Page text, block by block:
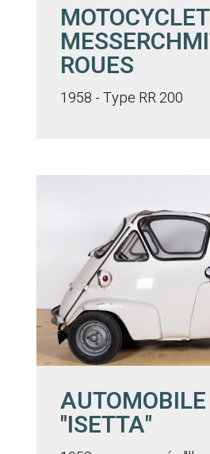
ROUES
1958 - Type RR 200
"ISETTA"